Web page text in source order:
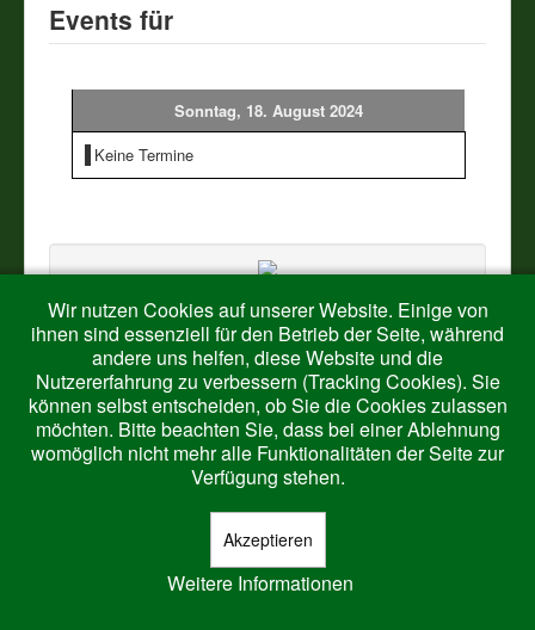
Termine
Events für
Sonntag, 18. August 2024
Keine Termine
Nach oben
© 2026 Harth-Ringelstein
Wir nutzen Cookies auf unserer Website. Einige von
ihnen sind essenziell für den Betrieb der Seite, während
andere uns helfen, diese Website und die
Nutzererfahrung zu verbessern (Tracking Cookies). Sie
können selbst entscheiden, ob Sie die Cookies zulassen
möchten. Bitte beachten Sie, dass bei einer Ablehnung
womöglich nicht mehr alle Funktionalitäten der Seite zur
Verfügung stehen.
Akzeptieren
Weitere Informationen